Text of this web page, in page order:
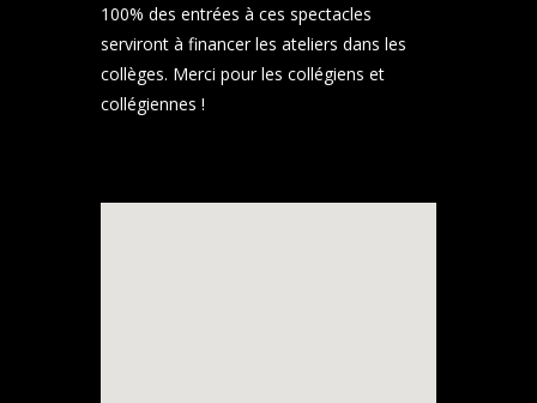
100% des entrées à ces spectacles
serviront à financer les ateliers dans les
collèges. Merci pour les collégiens et
collégiennes !